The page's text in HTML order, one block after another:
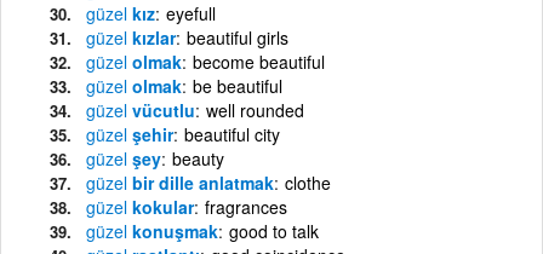
güzel kız eyefull
güzel kızlar beautiful girls
güzel olmak become beautiful
güzel olmak be beautiful
güzel vücutlu well rounded
güzel şehir beautiful city
güzel şey beauty
güzel bir dille anlatmak clothe
güzel kokular fragrances
güzel konuşmak good to talk